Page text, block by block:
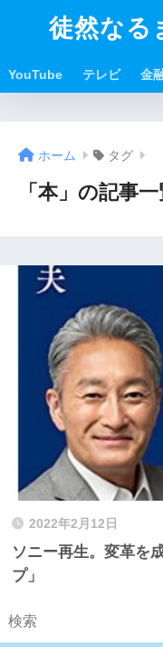
徒然なる
YouTube テレビ 金
ホーム タグ
「本」の記事
2022年2月12日
ソニー再生。変革を
プ」